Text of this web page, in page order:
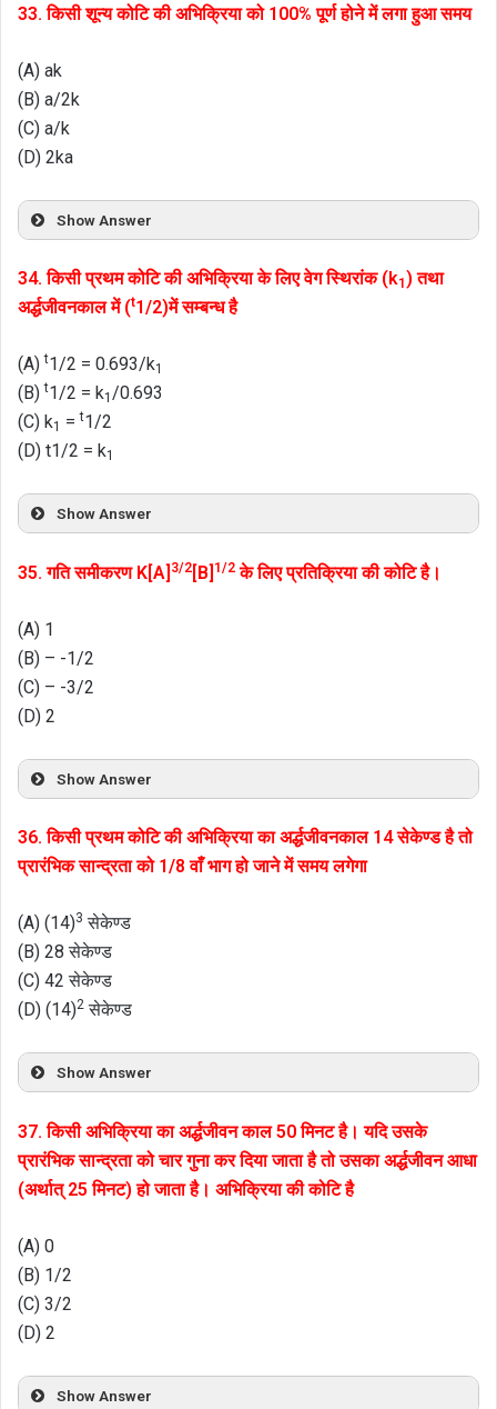
33. किसी शून्य कोटि की अभिक्रिया को 100% पूर्ण होने में लगा हुआ समय
(A) ak
(B) a/2k
(C) a/k
(D) 2ka
Show Answer
34. किसी प्रथम कोटि की अभिक्रिया के लिए वेग स्थिरांक (k1 ) तथा
अर्द्धजीवनकाल में (t1/2)में सम्बन्ध है
(A) t1/2 = 0.693/k1
(B) t1/2 = k1 /0.693
(C) k1 = t1/2
(D) t1/2 = k1
Show Answer
35. गति समीकरण K[A] 3/2 [B] 1/2 के लिए प्रतिक्रिया की कोटि है।
(A) 1
(B) – -1/2
(C) – -3/2
(D) 2
Show Answer
36. किसी प्रथम कोटि की अभिक्रिया का अर्द्धजीवनकाल 14 सेकेण्ड है तो
प्रारंभिक सान्द्रता को 1/8 वाँ भाग हो जाने में समय लगेगा
(A) (14)3 सेकेण्ड
(B) 28 सेकेण्ड
(C) 42 सेकेण्ड
(D) (14)2 सेकेण्ड
Show Answer
37. किसी अभिक्रिया का अर्द्धजीवन काल 50 मिनट है। यदि उसके
प्रारंभिक सान्द्रता को चार गुना कर दिया जाता है तो उसका अर्द्धजीवन आधा
(अर्थात् 25 मिनट) हो जाता है। अभिक्रिया की कोटि है
(A) 0
(B) 1/2
(C) 3/2
(D) 2
Show Answer